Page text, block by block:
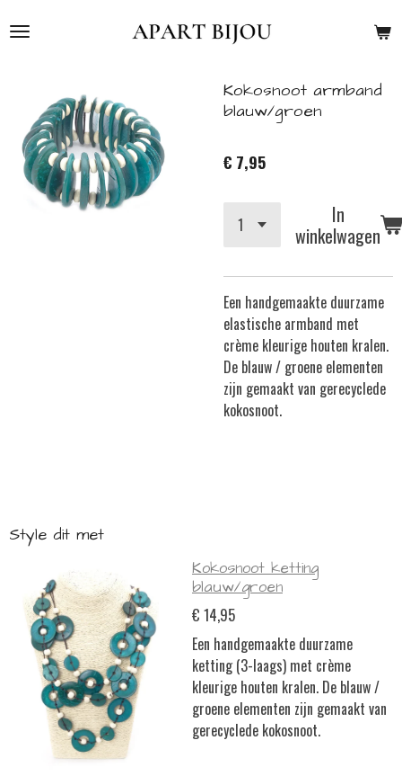
direct
hoofdinhoud
Kokosnoot armband
blauw/groen
€ 7,95
In
winkelwagen
Een handgemaakte duurzame
elastische armband met
crème kleurige houten kralen.
De blauw / groene elementen
zijn gemaakt van gerecyclede
kokosnoot.
Style dit met
Kokosnoot ketting
blauw/groen
€ 14,95
Een handgemaakte duurzame
ketting (3-laags) met crème
kleurige houten kralen. De blauw /
groene elementen zijn gemaakt van
gerecyclede kokosnoot.